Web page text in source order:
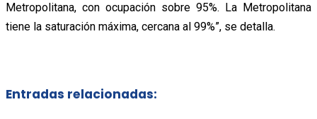
Metropolitana, con ocupación sobre 95%. La Metropolitana
tiene la saturación máxima, cercana al 99%”, se detalla.
Entradas relacionadas: